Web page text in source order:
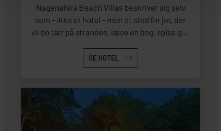
Nagenahira Beach Villas beskriver sig selv
som - ikke et hotel - men et sted for jer, der
vil bo tæt på stranden, læse en bog, spise god
en masse ekstra faciliteter. Der er kun
ganske få skridt ned til den dejlige og meget
SE HOTEL